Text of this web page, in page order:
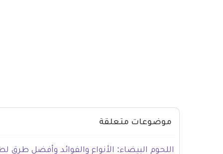
موضوعات متعلقة
اللحوم البيضاء: الأنواع والفوائد وأفضل طرق